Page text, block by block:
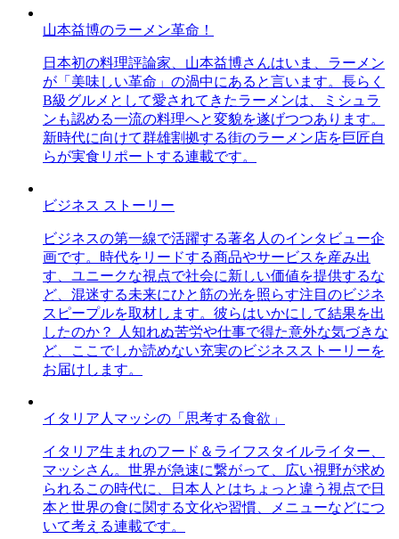
山本益博のラーメン革命！
日本初の料理評論家、山本益博さんはいま、ラーメン
が「美味しい革命」の渦中にあると言います。長らく
B級グルメとして愛されてきたラーメンは、ミシュラ
ンも認める一流の料理へと変貌を遂げつつあります。
新時代に向けて群雄割拠する街のラーメン店を巨匠自
らが実食リポートする連載です。
ビジネス ストーリー
ビジネスの第一線で活躍する著名人のインタビュー企
画です。時代をリードする商品やサービスを産み出
す、ユニークな視点で社会に新しい価値を提供するな
ど、混迷する未来にひと筋の光を照らす注目のビジネ
スピープルを取材します。彼らはいかにして結果を出
したのか？ 人知れぬ苦労や仕事で得た意外な気づきな
ど、ここでしか読めない充実のビジネスストーリーを
お届けします。
イタリア人マッシの「思考する食欲」
イタリア生まれのフード＆ライフスタイルライター、
マッシさん。世界が急速に繋がって、広い視野が求め
られるこの時代に、日本人とはちょっと違う視点で日
本と世界の食に関する文化や習慣、メニューなどにつ
いて考える連載です。